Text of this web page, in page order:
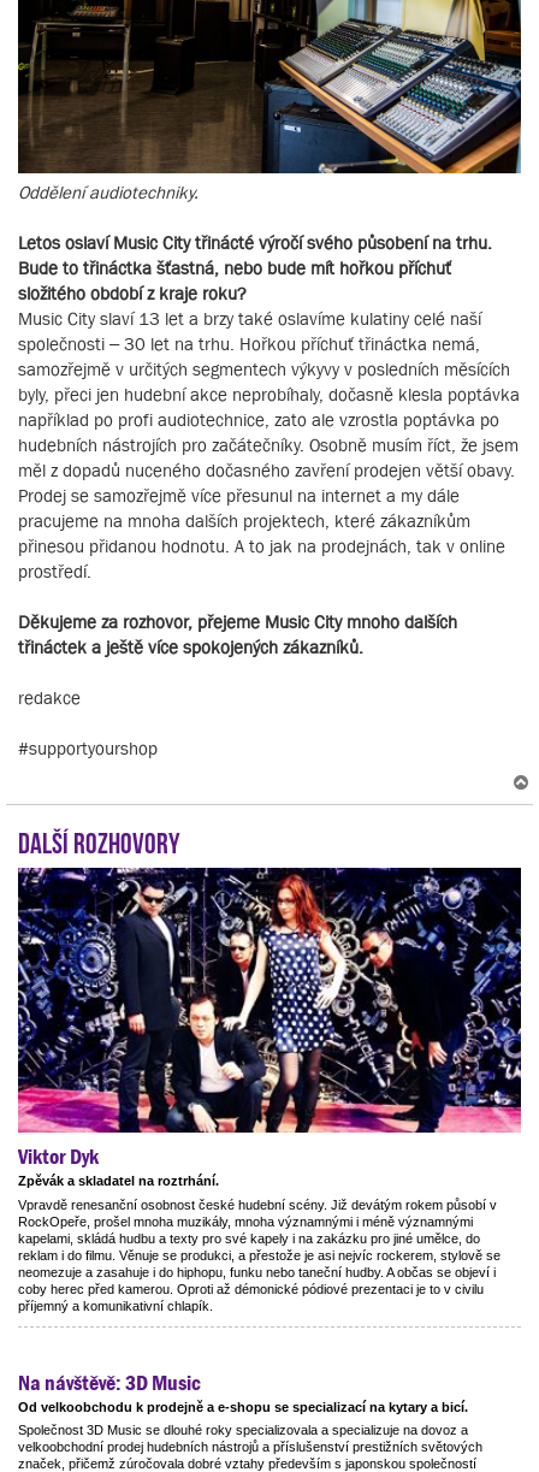
Oddělení audiotechniky.
Letos oslaví Music City třinácté výročí svého působení na trhu.
Bude to třináctka šťastná, nebo bude mít hořkou příchuť
složitého období z kraje roku?
Music City slaví 13 let a brzy také oslavíme kulatiny celé naší
společnosti – 30 let na trhu. Hořkou příchuť třináctka nemá,
samozřejmě v určitých segmentech výkyvy v posledních měsících
byly, přeci jen hudební akce neprobíhaly, dočasně klesla poptávka
například po profi audiotechnice, zato ale vzrostla poptávka po
hudebních nástrojích pro začátečníky. Osobně musím říct, že jsem
měl z dopadů nuceného dočasného zavření prodejen větší obavy.
Prodej se samozřejmě více přesunul na internet a my dále
pracujeme na mnoha dalších projektech, které zákazníkům
přinesou přidanou hodnotu. A to jak na prodejnách, tak v online
prostředí.
Děkujeme za rozhovor, přejeme Music City mnoho dalších
třináctek a ještě více spokojených zákazníků.
redakce
#supportyourshop
Další rozhovory
Viktor Dyk
Zpěvák a skladatel na roztrhání.
Vpravdě renesanční osobnost české hudební scény. Již devátým rokem působí v
RockOpeře, prošel mnoha muzikály, mnoha významnými i méně významnými
kapelami, skládá hudbu a texty pro své kapely i na zakázku pro jiné umělce, do
reklam i do filmu. Věnuje se produkci, a přestože je asi nejvíc rockerem, stylově se
neomezuje a zasahuje i do hiphopu, funku nebo taneční hudby. A občas se objeví i
coby herec před kamerou. Oproti až démonické pódiové prezentaci je to v civilu
příjemný a komunikativní chlapík.
Na návštěvě: 3D Music
Od velkoobchodu k prodejně a e-shopu se specializací na kytary a bicí.
Společnost 3D Music se dlouhé roky specializovala a specializuje na dovoz a
velkoobchodní prodej hudebních nástrojů a příslušenství prestižních světových
značek, přičemž zúročovala dobré vztahy především s japonskou společností